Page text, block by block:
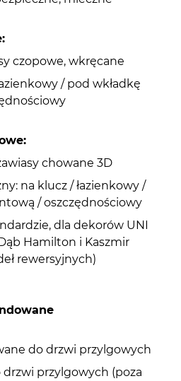
czopowe, wkręcane
/ pod wkładkę
chowane 3D
na klucz / łazienkowy /
/ oszczędnościowy
dla dekorów UNI
Hamilton i Kaszmir
rewersyjnych)
do drzwi przylgowych
drzwi przylgowych (poza